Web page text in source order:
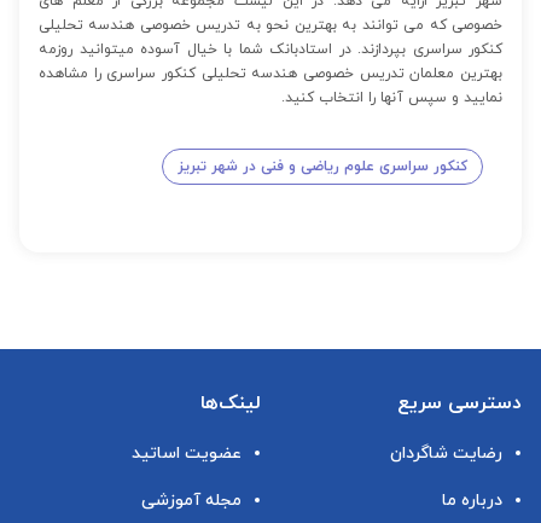
خصوصی که می توانند به بهترین نحو به تدریس خصوصی هندسه تحلیلی
کنکور سراسری بپردازند. در استادبانک شما با خیال آسوده میتوانید روزمه
بهترین معلمان تدریس خصوصی هندسه تحلیلی کنکور سراسری را مشاهده
نمایید و سپس آنها را انتخاب کنید.
کنکور سراسری علوم ریاضی و فنی در شهر تبریز
دسترسی سریع
رضایت شاگردان
درباره ما
لینک‌ها
عضویت اساتید
مجله آموزشی